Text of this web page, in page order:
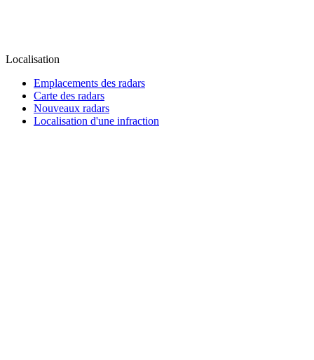
Localisation
Emplacements des radars
Carte des radars
Nouveaux radars
Localisation d'une infraction